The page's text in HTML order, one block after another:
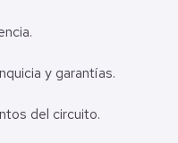
y garantías.
del circuito.